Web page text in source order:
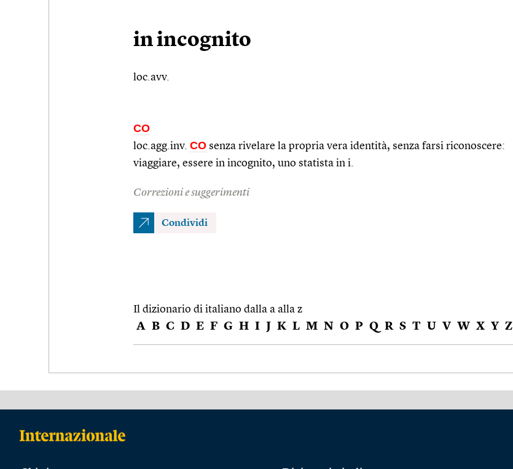
in incognito
loc.avv.
CO
loc.agg.inv. CO senza rivelare la propria vera identità, senza farsi riconoscere:
viaggiare, essere in incognito, uno statista in i.
Correzioni e suggerimenti
Condividi
Il dizionario di italiano dalla a alla z
A B C D E F G H I J K L M N O P Q R S T U V W X Y Z